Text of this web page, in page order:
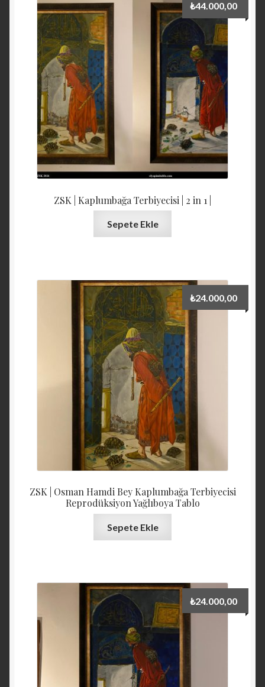
ZSK | Kaplumbağa Terbiyecisi | 2 in 1 |
₺44.000,00
Sepete Ekle
ZSK | Osman Hamdi Bey Kaplumbağa Terbiyecisi
Reprodüksiyon Yağlıboya Tablo
₺24.000,00
Sepete Ekle
₺24.000,00